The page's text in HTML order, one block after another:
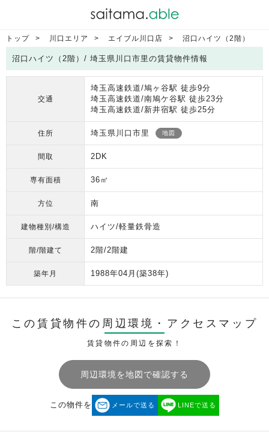
トップ 川口エリア エイブル川口店 沼口ハイツ（2階）
沼口ハイツ（2階）/ 埼玉県川口市里の賃貸物件情報
交通
埼玉高速鉄道/鳩ヶ谷駅 徒歩9分
埼玉高速鉄道/南鳩ケ谷駅 徒歩23分
埼玉高速鉄道/新井宿駅 徒歩25分
住所 埼玉県川口市里 地図
間取 2DK
専有面積 36㎡
方位 南
建物種別/構造 ハイツ/軽量鉄骨造
階/階建て 2階/2階建
築年月 1988年04月 (築38年)
この賃貸物件の周辺環境・ アクセスマップ
賃貸物件の周辺を探索！
周辺環境を地図で確認する
この物件を メールで送る LINEで送る